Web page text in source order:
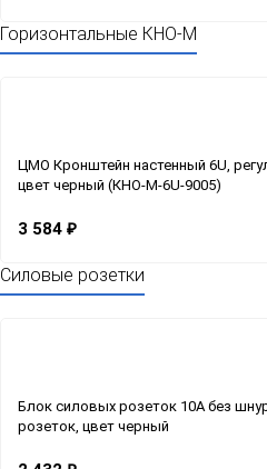
Горизонтальные КНО-М
ЦМО Кронштейн настенный 6U,
цвет черный (КНО-М-6U-9005)
3 584 ₽
Силовые розетки
Блок силовых розеток 10А без
розеток, цвет черный